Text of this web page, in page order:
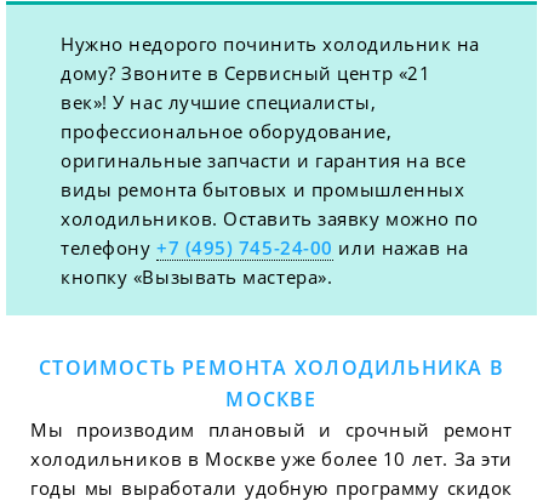
Нужно недорого починить холодильник на
дому? Звоните в Сервисный центр «21
век»! У нас лучшие специалисты,
профессиональное оборудование,
оригинальные запчасти и гарантия на все
виды ремонта бытовых и промышленных
холодильников. Оставить заявку можно по
телефону +7 (495) 745-24-00 или нажав на
кнопку «Вызывать мастера».
СТОИМОСТЬ РЕМОНТА ХОЛОДИЛЬНИКА В
МОСКВЕ
Мы производим плановый и срочный ремонт
холодильников в Москве уже более 10 лет. За эти
годы мы выработали удобную программу скидок